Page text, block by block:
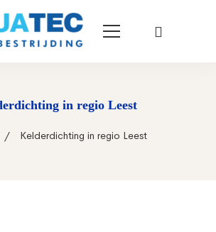
in regio Leest
Kelderdichting in regio Leest